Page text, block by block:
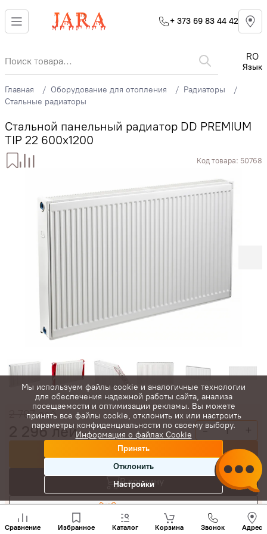
+ 373 69 83 44 42
RO
Язык
Главная Оборудование для отопления
Радиаторы
Стальные радиаторы
Стальной панельный радиатор DD PREMIUM
TIP 22 600x1200
Код товара: 50768
2 707лей
2 296лей - +
Купить сейчас
В корзину
Сравнение Избранное Каталог Корзина Звонок Адрес
нам
+(373)
Мы используем файлы cookie и аналогичные технологии
для обеспечения надежной работы сайта, анализа
посещаемости и оптимизации рекламы. Вы можете
принять все файлы cookie, отклонить их или настроить
параметры конфиденциальности по своему выбору.
Информация о файлах Cookie
Принять
Отклонить
Настройки